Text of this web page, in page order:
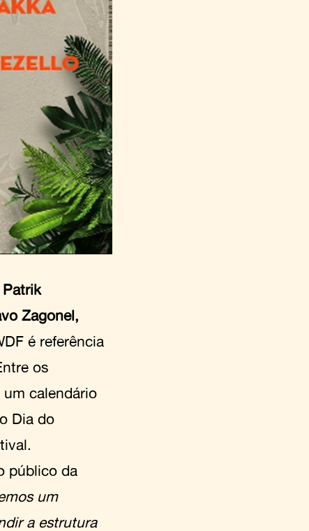
Patrik
Zagonel,
é referência
os
calendário
Dia do
público da
um
a estrutura